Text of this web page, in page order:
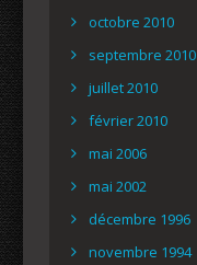
octobre 2010
septembre 2010
juillet 2010
février 2010
mai 2006
mai 2002
décembre 1996
novembre 1994